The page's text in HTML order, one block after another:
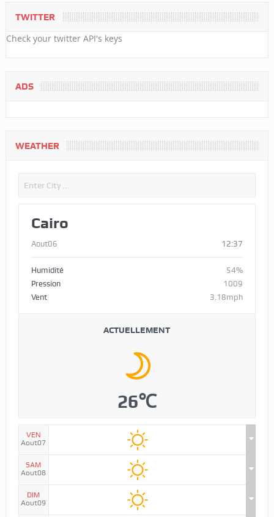
TWITTER
Check your twitter API's keys
ADS
WEATHER
Cairo
Aout06 12:37
Humidité
54%
Pression
1009
Vent
3.18mph
ACTUELLEMENT
26℃
VEN
Aout07
SAM
Aout08
DIM
Aout09